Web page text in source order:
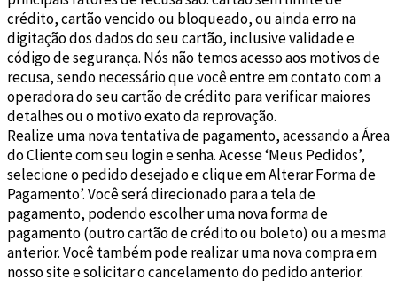
crédito, cartão vencido ou bloqueado, ou ainda erro na
digitação dos dados do seu cartão, inclusive validade e
código de segurança. Nós não temos acesso aos motivos de
recusa, sendo necessário que você entre em contato com a
operadora do seu cartão de crédito para verificar maiores
detalhes ou o motivo exato da reprovação.
Realize uma nova tentativa de pagamento, acessando a Área
do Cliente com seu login e senha. Acesse ‘Meus Pedidos’,
selecione o pedido desejado e clique em Alterar Forma de
Pagamento’. Você será direcionado para a tela de
pagamento, podendo escolher uma nova forma de
pagamento (outro cartão de crédito ou boleto) ou a mesma
anterior. Você também pode realizar uma nova compra em
nosso site e solicitar o cancelamento do pedido anterior.